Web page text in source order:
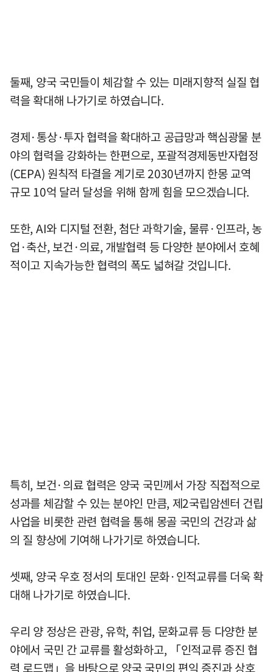
둘째, 양국 국민들이 체감할 수 있는 미래지향적 실질 협
력을 확대해 나가기로 하였습니다.
경제·통상·투자 협력을 확대하고 공급망과 핵심광물 분
야의 협력을 강화하는 한편으로, 포괄적경제동반자협정
(CEPA) 원칙적 타결을 계기로 2030년까지 한몽 교역
규모 10억 달러 달성을 위해 함께 힘을 모으겠습니다.
또한, AI와 디지털 전환, 첨단 과학기술, 물류·인프라, 농
업·축산, 보건·의료, 개발협력 등 다양한 분야에서 호혜
적이고 지속가능한 협력의 폭도 넓혀갈 것입니다.
특히, 보건·의료 협력은 양국 국민께서 가장 직접적으로
성과를 체감할 수 있는 분야인 만큼, 제2국립암센터 건립
사업을 비롯한 관련 협력을 통해 몽골 국민의 건강과 삶
의 질 향상에 기여해 나가기로 하였습니다.
셋째, 양국 우호 정서의 토대인 문화·인적교류를 더욱 확
대해 나가기로 하였습니다.
우리 양 정상은 관광, 유학, 취업, 문화교류 등 다양한 분
야에서 국민 간 교류를 활성화하고, 「인적교류 증진 협
력 로드맵」을 바탕으로 양국 국민의 편익 증진과 상호